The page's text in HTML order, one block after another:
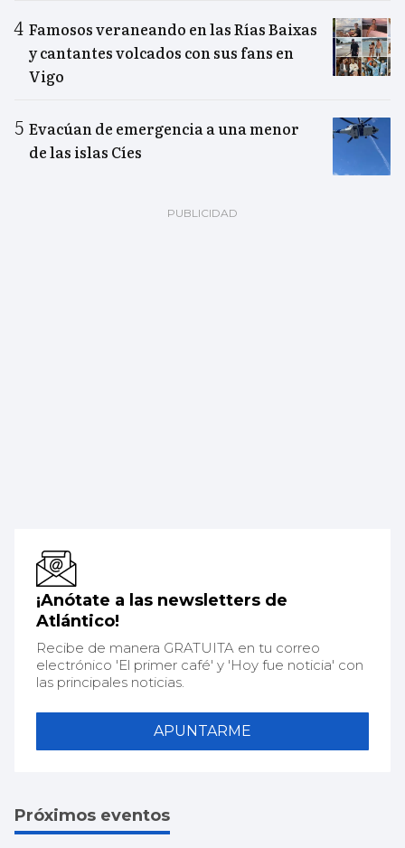
Famosos veraneando en las Rías Baixas
y cantantes volcados con sus fans en
Vigo
Evacúan de emergencia a una menor
de las islas Cíes
¡Anótate a las newsletters de
Atlántico!
Recibe de manera GRATUITA en tu correo
electrónico 'El primer café' y 'Hoy fue noticia' con
las principales noticias.
APUNTARME
Próximos eventos